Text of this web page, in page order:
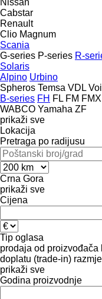
Cabstar
Renault
Clio Magnum
Scania
G-series P-series R-
Solaris
Alpino Urbino
Spheros Temsa VDL
B-series FH FL FM FMX
WABCO Yamaha ZF
prikaži sve
Lokacija
Pretraga po radijusu
Crna Gora
prikaži sve
Cijena
Tip oglasa
prodaja od proizvođača
doplatu (trade-in)
prikaži sve
Godina proizvodnje